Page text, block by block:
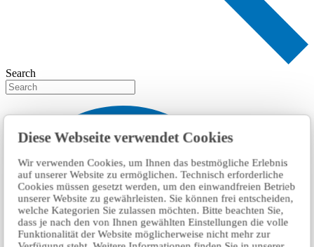
Diese Webseite verwendet Cookies
Wir verwenden Cookies, um Ihnen das bestmögliche Erlebnis
auf unserer Website zu ermöglichen. Technisch erforderliche
Cookies müssen gesetzt werden, um den einwandfreien Betrieb
unserer Website zu gewährleisten. Sie können frei entscheiden,
welche Kategorien Sie zulassen möchten. Bitte beachten Sie,
dass je nach den von Ihnen gewählten Einstellungen die volle
Funktionalität der Website möglicherweise nicht mehr zur
Search